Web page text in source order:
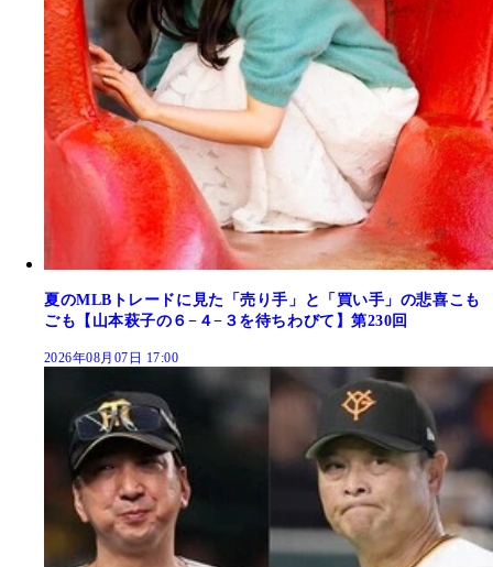
夏のMLBトレードに見た「売り手」と「買い手」の悲喜こも
ごも【山本萩子の６−４−３を待ちわびて】第230回
2026年08月07日 17:00